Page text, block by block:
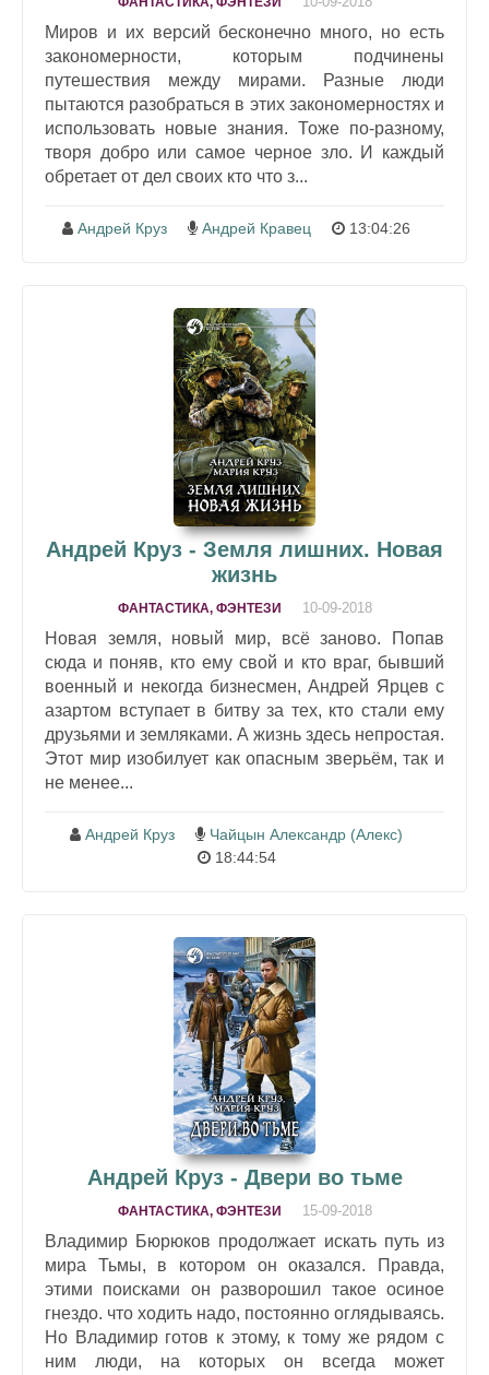
Миров и их версий бесконечно много, но есть
закономерности, которым подчинены
путешествия между мирами. Разные люди
пытаются разобраться в этих закономерностях и
использовать новые знания. Тоже по-разному,
творя добро или самое черное зло. И каждый
обретает от дел своих кто что з...
Андрей Круз Андрей Кравец 13:04:26
Андрей Круз - Земля лишних. Новая
жизнь
ФАНТАСТИКА, ФЭНТЕЗИ 10-09-2018
Новая земля, новый мир, всё заново. Попав
сюда и поняв, кто ему свой и кто враг, бывший
военный и некогда бизнесмен, Андрей Ярцев с
азартом вступает в битву за тех, кто стали ему
друзьями и земляками. А жизнь здесь непростая.
Этот мир изобилует как опасным зверьём, так и
не менее...
Андрей Круз
Чайцын Александр (Алекс)
18:44:54
Андрей Круз - Двери во тьме
ФАНТАСТИКА, ФЭНТЕЗИ 15-09-2018
Владимир Бюрюков продолжает искать путь из
мира Тьмы, в котором он оказался. Правда,
этими поисками он разворошил такое осиное
гнездо. что ходить надо, постоянно оглядываясь.
Но Владимир готов к этому, к тому же рядом с
ним люди, на которых он всегда может